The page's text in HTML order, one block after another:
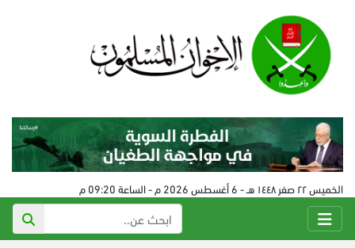
الخميس ٢٢ صفر ١٤٤٨ هـ - 6 أغسطس 2026 م - الساعة 09:20 م